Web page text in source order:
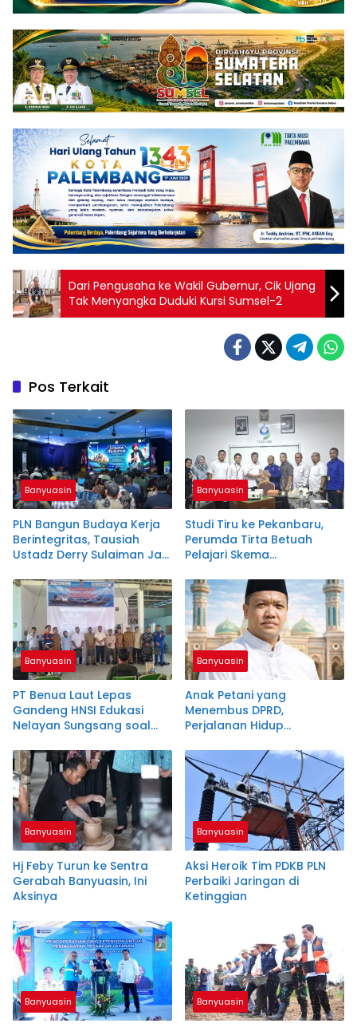
Dari Pengusaha ke Wakil Gubernur, Cik Ujang
Tak Menyangka Duduki Kursi Sumsel-2
Pos Terkait
Banyuasin
PLN Bangun Budaya Kerja
Berintegritas, Tausiah
Ustadz Derry Sulaiman Jadi
Banyuasin
Studi Tiru ke Pekanbaru,
Perumda Tirta Betuah
Pelajari Skema
Pelanggan
Banyuasin
PT Benua Laut Lepas
Gandeng HNSI Edukasi
Nelayan Sungsang soal
Tangkap
Banyuasin
Anak Petani yang
Menembus DPRD,
Perjalanan Hidup
Banyuasin
Hj Feby Turun ke Sentra
Gerabah Banyuasin, Ini
Aksinya
Banyuasin
Aksi Heroik Tim PDKB PLN
Perbaiki Jaringan di
Ketinggian
Banyuasin Banyuasin